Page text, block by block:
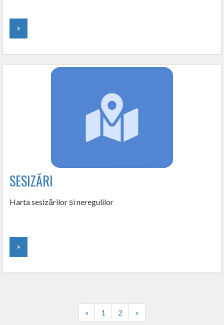
>
SESIZĂRI
Harta sesizărilor și neregulilor
>
« 1 2 »